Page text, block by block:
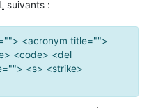
suivants :
<acronym title="">
<code> <del
<s> <strike>